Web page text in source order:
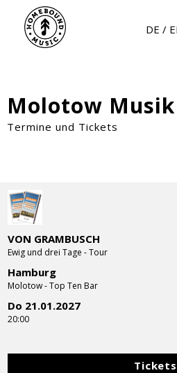
DE /
Molotow Musik
Termine und Tickets
VON GRAMBUSCH
Ewig und drei Tage - Tour
Hamburg
Molotow - Top Ten Bar
Do 21.01.2027
20:00
Tickets